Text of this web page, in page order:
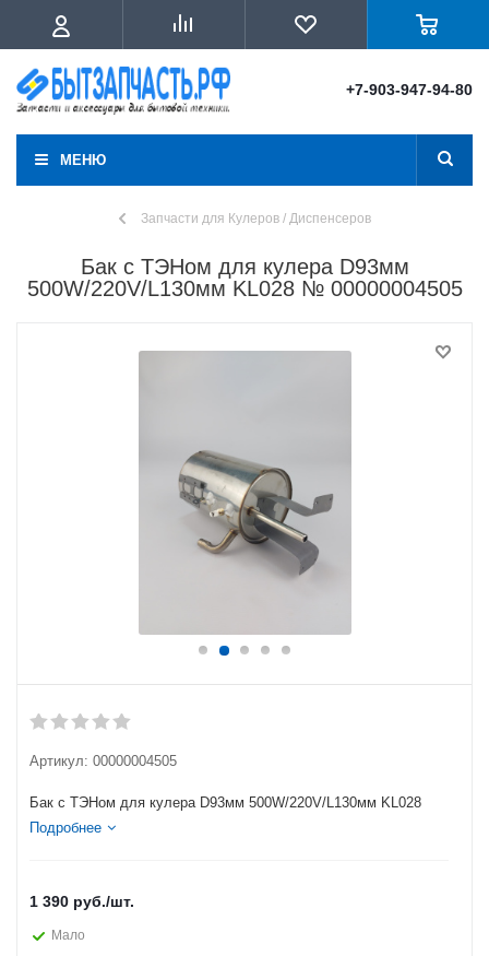
+7-903-947-94-80
МЕНЮ
Запчасти для Кулеров / Диспенсеров
Бак с ТЭНом для кулера D93мм
500W/220V/L130мм KL028 № 00000004505
Артикул: 00000004505
Бак с ТЭНом для кулера D93мм 500W/220V/L130мм KL028
Подробнее
1 390 руб./шт.
Мало